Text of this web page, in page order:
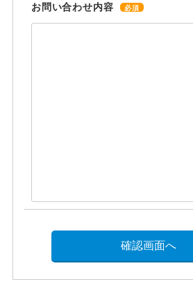
お問い合わせ内容 必須